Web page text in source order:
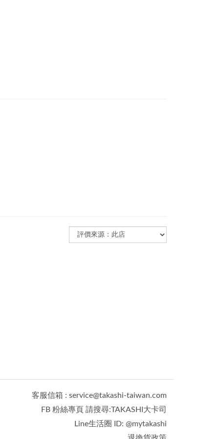
客服信箱 : service@takashi-taiwan.com
FB 粉絲專頁 請搜尋:TAKASHI大卡司
Line生活圈 ID: @mytakashi